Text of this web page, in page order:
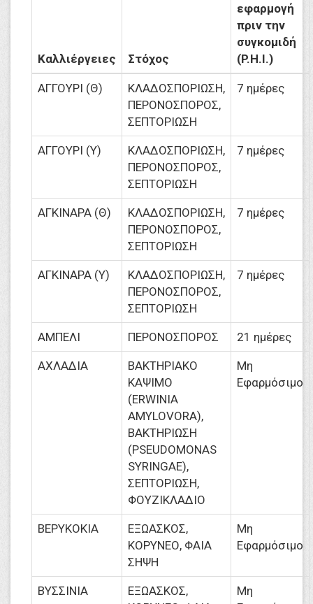
Καλλιέργειες Στόχος
εφαρμογή
πριν την
συγκομιδή
(P.H.I.)
ΑΓΓΟΥΡΙ (Θ)
ΚΛΑΔΟΣΠΟΡΙΩΣΗ,
ΠΕΡΟΝΟΣΠΟΡΟΣ,
ΣΕΠΤΟΡΙΩΣΗ
7 ημέρες
ΑΓΓΟΥΡΙ (Υ)
ΚΛΑΔΟΣΠΟΡΙΩΣΗ,
ΠΕΡΟΝΟΣΠΟΡΟΣ,
ΣΕΠΤΟΡΙΩΣΗ
7 ημέρες
ΑΓΚΙΝΑΡΑ (Θ)
ΚΛΑΔΟΣΠΟΡΙΩΣΗ,
ΠΕΡΟΝΟΣΠΟΡΟΣ,
ΣΕΠΤΟΡΙΩΣΗ
7 ημέρες
ΑΓΚΙΝΑΡΑ (Υ)
ΚΛΑΔΟΣΠΟΡΙΩΣΗ,
ΠΕΡΟΝΟΣΠΟΡΟΣ,
ΣΕΠΤΟΡΙΩΣΗ
7 ημέρες
ΑΜΠΕΛΙ ΠΕΡΟΝΟΣΠΟΡΟΣ 21 ημέρες
ΑΧΛΑΔΙΑ
ΒΑΚΤΗΡΙΑΚΟ
ΚΑΨΙΜΟ
(ERWINIA
AMYLOVORA),
ΒΑΚΤΗΡΙΩΣΗ
(PSEUDOMONAS
SYRINGAE),
ΣΕΠΤΟΡΙΩΣΗ,
ΦΟΥΖΙΚΛΑΔΙΟ
Μη
Εφαρμόσιμο
ΒΕΡΥΚΟΚΙΑ
ΕΞΩΑΣΚΟΣ,
ΚΟΡΥΝΕΟ, ΦΑΙΑ
ΣΗΨΗ
Μη
Εφαρμόσιμο
ΒΥΣΣΙΝΙΑ
ΕΞΩΑΣΚΟΣ,
Μη